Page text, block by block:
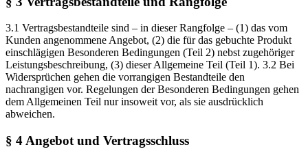
3.1 Vertragsbestandteile sind – in dieser Rangfolge – (1) das vom
Kunden angenommene Angebot, (2) die für das gebuchte Produkt
einschlägigen Besonderen Bedingungen (Teil 2) nebst zugehöriger
Leistungsbeschreibung, (3) dieser Allgemeine Teil (Teil 1). 3.2 Bei
Widersprüchen gehen die vorrangigen Bestandteile den
nachrangigen vor. Regelungen der Besonderen Bedingungen gehen
dem Allgemeinen Teil nur insoweit vor, als sie ausdrücklich
abweichen.
§ 4 Angebot und Vertragsschluss